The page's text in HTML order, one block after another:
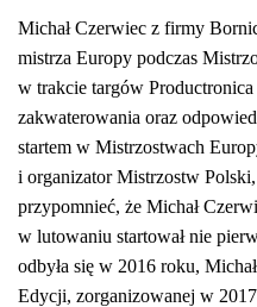
Michał Czerwiec z firmy
mistrza Europy podczas
w trakcie targów Productronica
zakwaterowania oraz
startem w Mistrzostwach
i organizator Mistrzostw
przypomnieć, że Michał
w lutowaniu startował nie
odbyła się w 2016 roku,
Edycji, zorganizowanej w